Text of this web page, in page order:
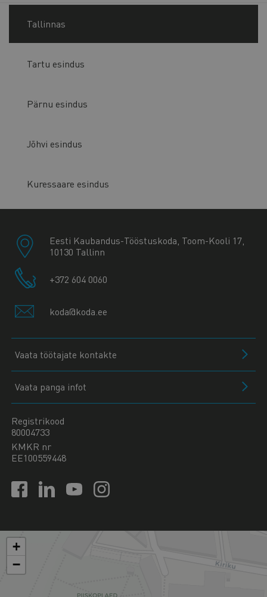
Tallinnas
Tartu esindus
Pärnu esindus
Jõhvi esindus
Kuressaare esindus
Eesti Kaubandus-Tööstuskoda, Toom-Kooli 17,
10130 Tallinn
+372 604 0060
koda@koda.ee
Vaata töötajate kontakte
Vaata panga infot
Registrikood
80004733
KMKR nr
EE100559448
+
−